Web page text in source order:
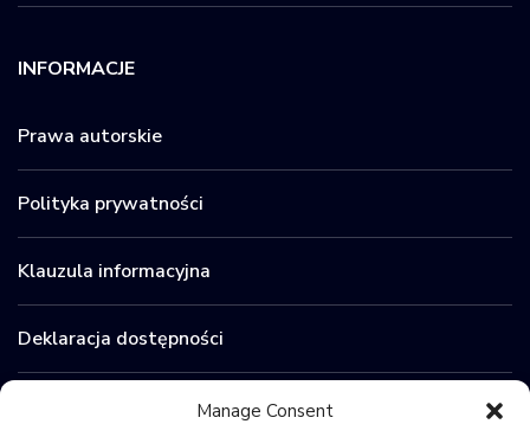
Manage Consent
INFORMACJE
Prawa autorskie
Polityka prywatności
Klauzula informacyjna
Deklaracja dostępności
Zamówienia publiczne